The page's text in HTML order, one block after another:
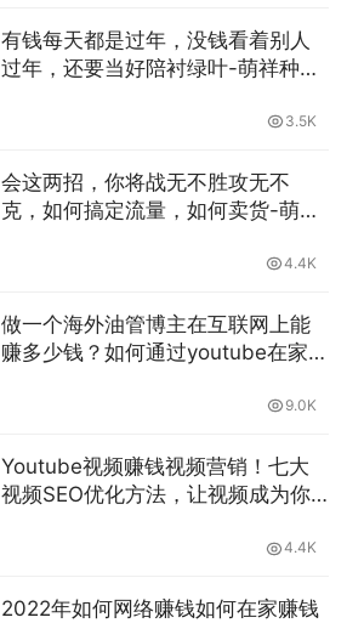
有钱每天都是过年，没钱看着别人
过年，还要当好陪衬绿叶-萌祥种树
3.5K
会这两招，你将战无不胜攻无不
克，如何搞定流量，如何卖货-萌祥
4.4K
做一个海外油管博主在互联网上能
赚多少钱？如何通过youtube在家赚
9.0K
Youtube视频赚钱视频营销！七大
视频SEO优化方法，让视频成为你
4.4K
2022年如何网络赚钱如何在家赚钱